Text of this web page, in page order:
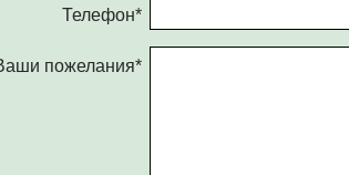
Телефон*
пожелания*